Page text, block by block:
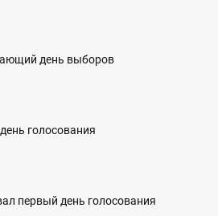
день выборов
голосования
первый день голосования